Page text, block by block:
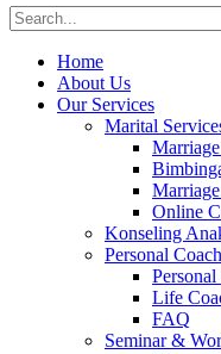
Search
for:
Home
About Us
Our Services
Marital
Online
Konseling
Personal
Life
FAQ
Seminar &